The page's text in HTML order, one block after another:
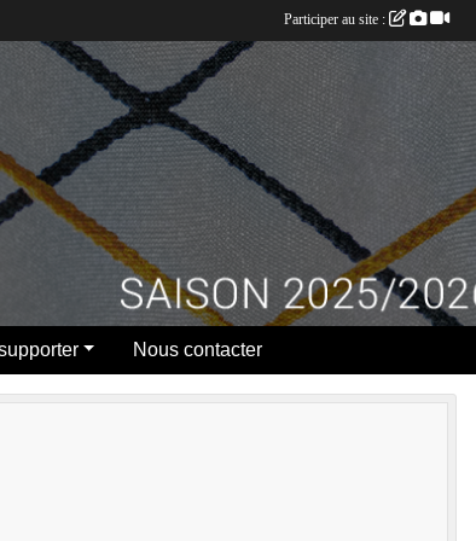
Nous contacter
Participer au site :